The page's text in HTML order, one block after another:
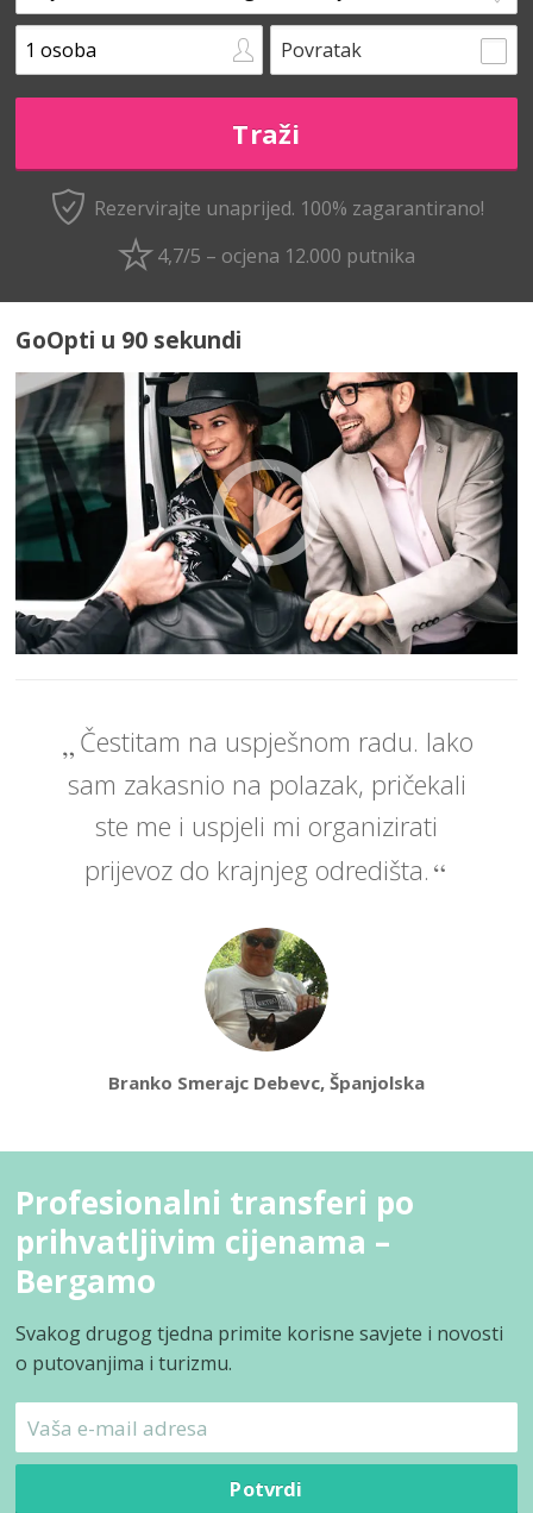
Povratak
Rezervirajte unaprijed. 100% zagarantirano!
4,7/5 – ocjena 12.000 putnika
GoOpti u 90 sekundi
Čestitam na uspješnom radu. Iako
sam zakasnio na polazak, pričekali
ste me i uspjeli mi organizirati
prijevoz do krajnjeg odredišta.
Branko Smerajc Debevc, Španjolska
Profesionalni transferi po
prihvatljivim cijenama –
Bergamo
Svakog drugog tjedna primite korisne savjete i novosti
o putovanjima i turizmu.
Potvrdi